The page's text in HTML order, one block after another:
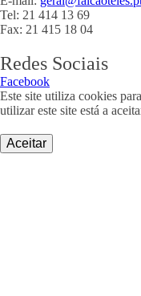
Tel: 21 414 13 69
Fax: 21 415 18 04
Redes Sociais
Facebook
Este site utiliza cookies
utilizar este site está a
Aceitar